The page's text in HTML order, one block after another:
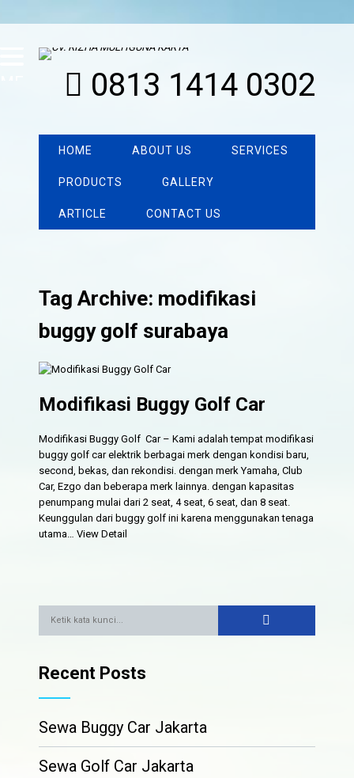
0813 1414 0302
HOME ABOUT US SERVICES
PRODUCTS GALLERY
ARTICLE CONTACT US
Tag Archive: modifikasi
buggy golf surabaya
Modifikasi Buggy Golf Car
Modifikasi Buggy Golf Car – Kami adalah tempat modifikasi
buggy golf car elektrik berbagai merk dengan kondisi baru,
second, bekas, dan rekondisi. dengan merk Yamaha, Club
Car, Ezgo dan beberapa merk lainnya. dengan kapasitas
penumpang mulai dari 2 seat, 4 seat, 6 seat, dan 8 seat.
Keunggulan dari buggy golf ini karena menggunakan tenaga
utama…View Detail
Recent Posts
Sewa Buggy Car Jakarta
Sewa Golf Car Jakarta